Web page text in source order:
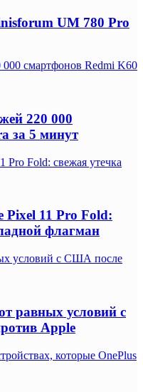
UM 780 Pro
000 смартфонов Redmi K60
220 000
за 5 минут
Pro Fold: свежая утечка
Pixel 11 Pro Fold:
флагман
условий с США после
равных условий с
Apple
которые OnePlus